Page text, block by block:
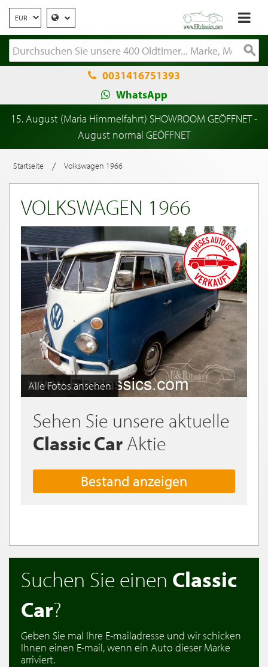
0031416751393
WhatsApp
15. August (Maria Himmelfahrt) SHOWROOM GEÖFFNET -
August normal GEÖFFNET
Startseite / Volkswagen 1966
VOLKSWAGEN 1966
Alle Fotos ansehen
Sehen Sie unsere aktuelle
Classic Car Aktie
Bestand anzeigen
Suchen Sie einen Classic
Car?
Geben Sie mal Ihre E-mailadresse und wir schicken
Ihnen einen E-mail, wenn ein Auto dieser Marke
arriviert.